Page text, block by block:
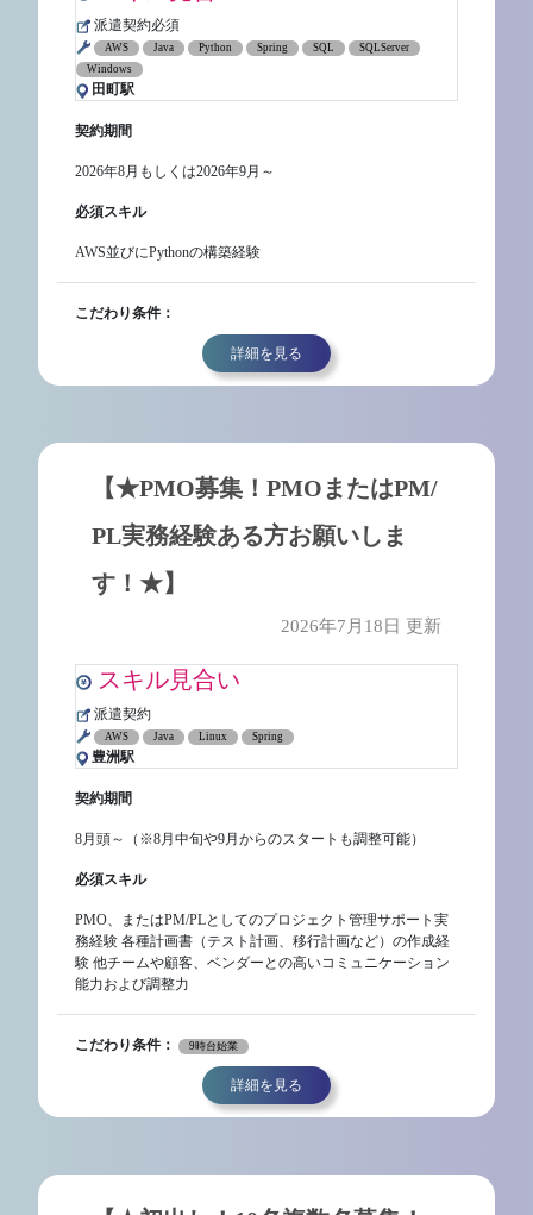
派遣契約必須
AWS Java Python Spring SQL
SQLServer
Windows
田町駅
契約期間
2026年8月もしくは2026年9月～
必須スキル
AWS並びにPythonの構築経験
こだわり条件：
詳細を見る
【★PMO募集！PMOまたはPM/
PL実務経験ある方お願いしま
す！★】
2026年7月18日 更新
スキル見合い
派遣契約
AWS Java Linux Spring
豊洲駅
契約期間
8月頭～（※8月中旬や9月からのスタートも調整可能）
必須スキル
PMO、またはPM/PLとしてのプロジェクト管理サポート実
務経験 各種計画書（テスト計画、移行計画など）の作成経
験 他チームや顧客、ベンダーとの高いコミュニケーション
能力および調整力
こだわり条件： 9時台始業
詳細を見る